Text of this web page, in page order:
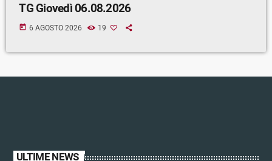
TG Giovedì 06.08.2026
today 6 AGOSTO 2026 19
ULTIME NEWS